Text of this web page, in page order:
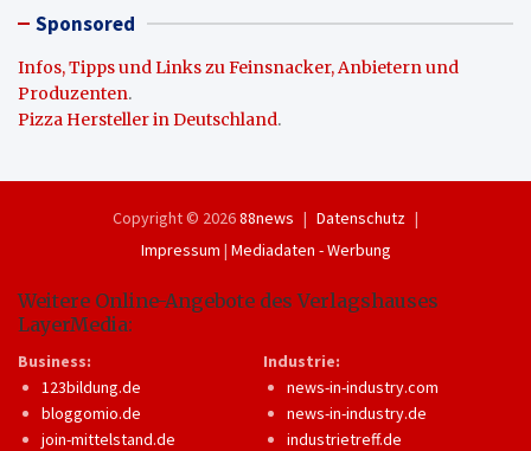
Sponsored
Infos, Tipps und Links zu Feinsnacker, Anbietern und
Produzenten.
Pizza Hersteller in Deutschland.
Copyright © 202688news
Datenschutz
Impressum | Mediadaten - Werbung
Weitere Online-Angebote des Verlagshauses
LayerMedia:
Business:
123bildung.de
bloggomio.de
join-mittelstand.de
Industrie:
news-in-industry.com
news-in-industry.de
industrietreff.de